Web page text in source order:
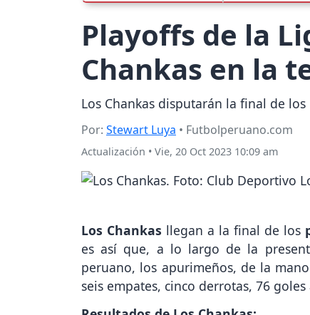
Playoffs de la
Chankas en la
Los Chankas disputarán la final de
Por: Stewart Luya • Futbolperuano.com
Actualización • Vie, 20 Oct 2023 10:09 am
Los Chankas llegan a la final de los
es así que, a lo largo de la
peruano, los apurimeños, de la
seis empates, cinco derrotas, 76